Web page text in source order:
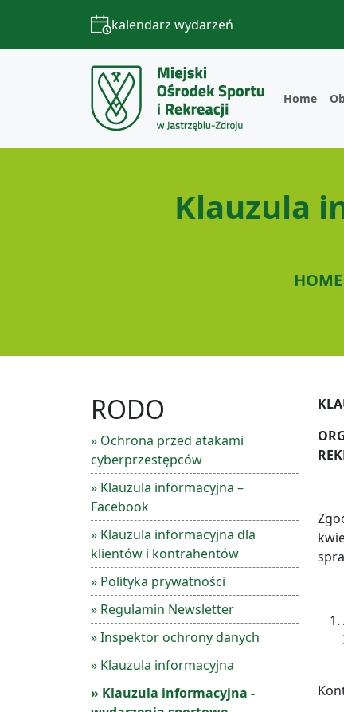
kalendarz wydarzeń
Home
Klauzula
RODO
» Ochrona przed atakami
cyberprzestępców
» Klauzula informacyjna –
Facebook
» Klauzula informacyjna dla
klientów i kontrahentów
» Polityka prywatności
» Regulamin Newsletter
» Inspektor ochrony danych
» Klauzula informacyjna
» Klauzula informacyjna -